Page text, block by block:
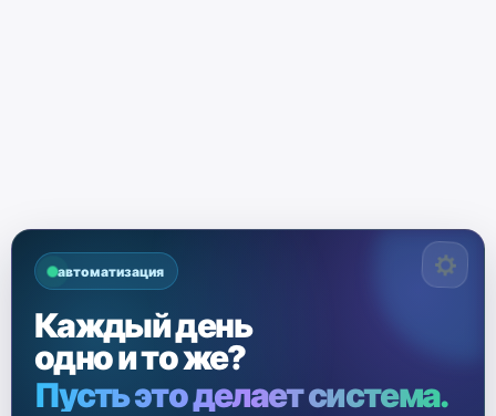
автоматизация
Каждый день
одно и то же?
Пусть это делает система.